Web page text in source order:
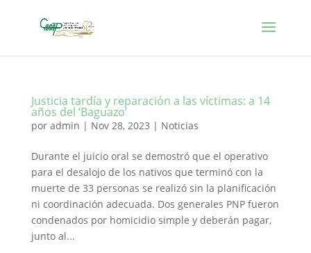
Justicia tardía y reparación a las víctimas: a 14
años del ‘Baguazo’
por admin | Nov 28, 2023 | Noticias
Durante el juicio oral se demostró que el operativo
para el desalojo de los nativos que terminó con la
muerte de 33 personas se realizó sin la planificación
ni coordinación adecuada. Dos generales PNP fueron
condenados por homicidio simple y deberán pagar,
junto al...